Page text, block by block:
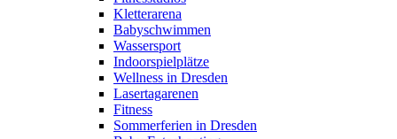
Kletterarena
Babyschwimmen
Wassersport
Indoorspielplätze
Wellness in Dresden
Lasertagarenen
Fitness
Sommerferien in Dresden